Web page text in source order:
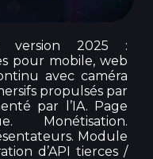
2025 :
pour mobile, web
avec caméra
propulsés par
par l’IA. Page
Monétisation.
Module
d’API tierces /